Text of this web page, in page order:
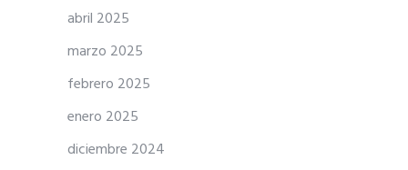
abril 2025
marzo 2025
febrero 2025
enero 2025
diciembre 2024